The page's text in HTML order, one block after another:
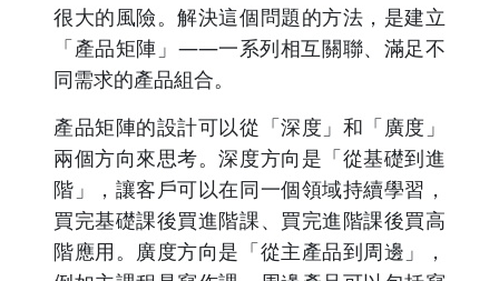
很大的風險。解決這個問題的方法，是建立
「產品矩陣」——一系列相互關聯、滿足不
同需求的產品組合。
產品矩陣的設計可以從「深度」和「廣度」
兩個方向來思考。深度方向是「從基礎到進
階」，讓客戶可以在同一個領域持續學習，
買完基礎課後買進階課、買完進階課後買高
階應用。廣度方向是「從主產品到周邊」，